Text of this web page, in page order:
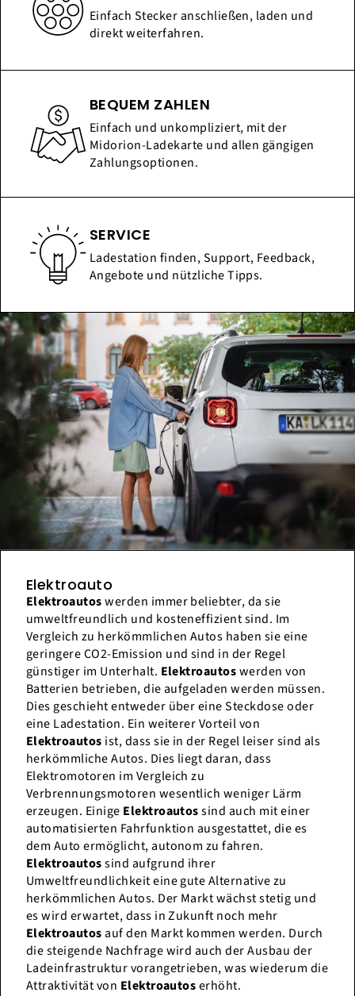
Einfach Stecker anschließen, laden und
direkt weiterfahren.
BEQUEM ZAHLEN
Einfach und unkompliziert, mit der
Midorion-Ladekarte und allen gängigen
Zahlungsoptionen.
SERVICE
Ladestation finden, Support, Feedback,
Angebote und nützliche Tipps.
Elektroauto
Elektroautoswerden immer beliebter, da sie
umweltfreundlich und kosteneffizient sind. Im
Vergleich zu herkömmlichen Autos haben sie eine
geringere CO2-Emission und sind in der Regel
günstiger im Unterhalt. Elektroautoswerden von
Batterien betrieben, die aufgeladen werden müssen.
Dies geschieht entweder über eine Steckdose oder
eine Ladestation. Ein weiterer Vorteil von
Elektroautos ist, dass sie in der Regel leiser sind als
herkömmliche Autos. Dies liegt daran, dass
Elektromotoren im Vergleich zu
Verbrennungsmotoren wesentlich weniger Lärm
erzeugen. Einige Elektroautossind auch mit einer
automatisierten Fahrfunktion ausgestattet, die es
dem Auto ermöglicht, autonom zu fahren.
Elektroautossind aufgrund ihrer
Umweltfreundlichkeit eine gute Alternative zu
herkömmlichen Autos. Der Markt wächst stetig und
es wird erwartet, dass in Zukunft noch mehr
Elektroautosauf den Markt kommen werden. Durch
die steigende Nachfrage wird auch der Ausbau der
Ladeinfrastruktur vorangetrieben, was wiederum die
Attraktivität von Elektroautoserhöht.